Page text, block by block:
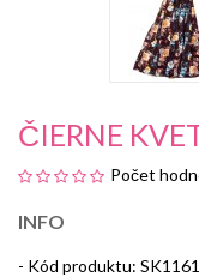
ČIERNE
Počet
INFO
- Kód produktu: SK1161